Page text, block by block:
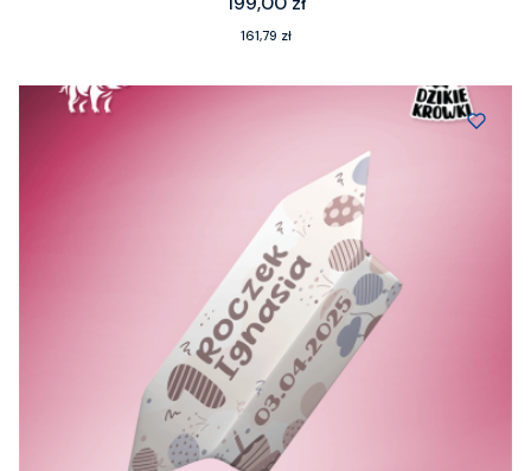
Cena
161,79 zł